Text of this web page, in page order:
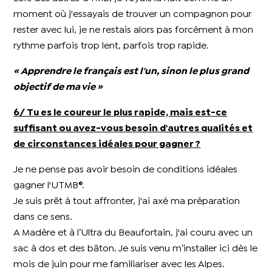
moment où j'essayais de trouver un compagnon pour
rester avec lui, je ne restais alors pas forcément à mon
rythme parfois trop lent, parfois trop rapide.
« Apprendre le français est l'un, sinon le plus grand
objectif de ma vie »
6/ Tu es le coureur le plus rapide, mais est-ce
suffisant ou avez-vous besoin d'autres qualités et
de circonstances idéales pour gagner ?
Je ne pense pas avoir besoin de conditions idéales
gagner l'UTMB®.
Je suis prêt à tout affronter, j'ai axé ma préparation
dans ce sens.
A Madère et à l’Ultra du Beaufortain, j'ai couru avec un
sac à dos et des bâton. Je suis venu m’installer ici dès le
mois de juin pour me familiariser avec les Alpes.